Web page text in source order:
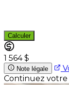
Calculer
1 564 $
Note légale
Continuez